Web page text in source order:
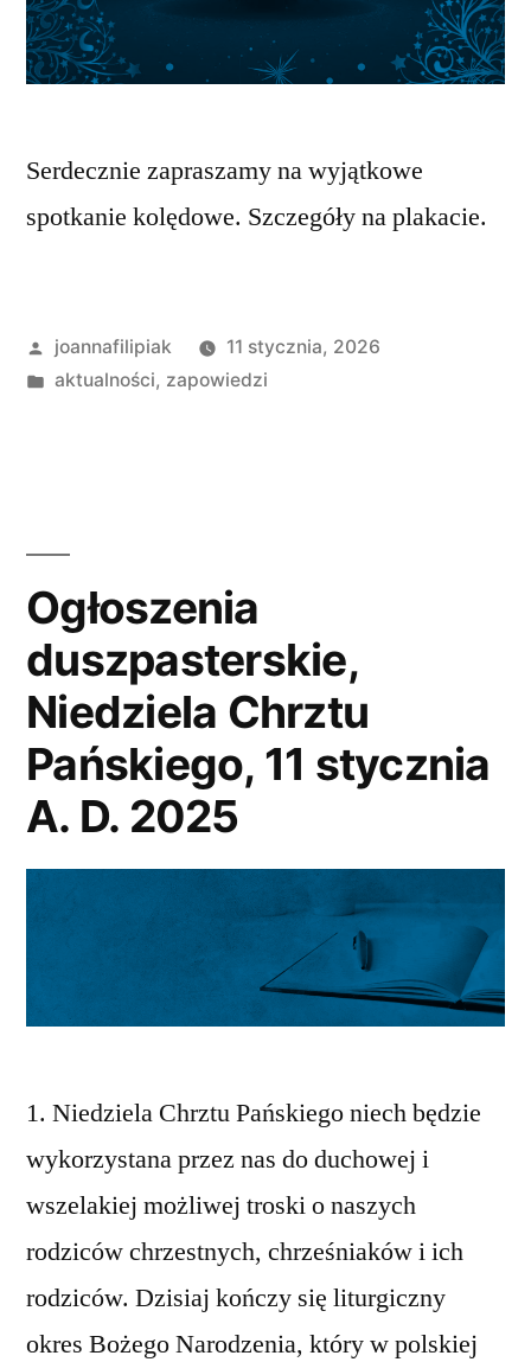
Serdecznie zapraszamy na wyjątkowe
spotkanie kolędowe. Szczegóły na plakacie.
Opublikowane
przez
joannafilipiak
11 stycznia, 2026
Opublikowano
aktualności, zapowiedzi
Ogłoszenia
duszpasterskie,
Niedziela Chrztu
Pańskiego, 11 stycznia
A. D. 2025
1. Niedziela Chrztu Pańskiego niech będzie
wykorzystana przez nas do duchowej i
wszelakiej możliwej troski o naszych
rodziców chrzestnych, chrześniaków i ich
rodziców. Dzisiaj kończy się liturgiczny
okres Bożego Narodzenia, który w polskiej